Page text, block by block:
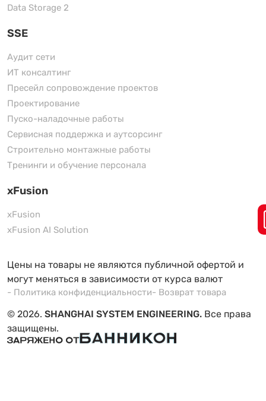
Data Storage 2
SSE
Аудит сети
ИТ консалтинг
Пресейл сопровождение проектов
Проектирование
Пуско-наладочные работы
Сервисная поддержка и аутсорсинг
Строительно монтажные работы
Тренинги и обучение персонала
xFusion
xFusion
xFusion AI Solution
Цены на товары не являются публичной офертой и
могут меняться в зависимости от курса валют
- Политика конфиденциальности- Возврат товара
© 2026. SHANGHAI SYSTEM ENGINEERING. Все права
защищены.